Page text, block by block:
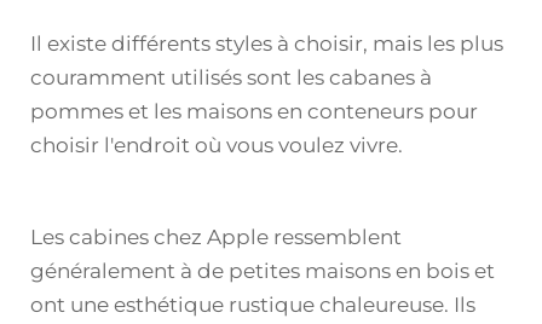
Il existe différents styles à choisir, mais les plus
couramment utilisés sont les cabanes à
pommes et les maisons en conteneurs pour
choisir l'endroit où vous voulez vivre.
Les cabines chez Apple ressemblent
généralement à de petites maisons en bois et
ont une esthétique rustique chaleureuse. Ils